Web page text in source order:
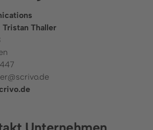
Tristan Thaller